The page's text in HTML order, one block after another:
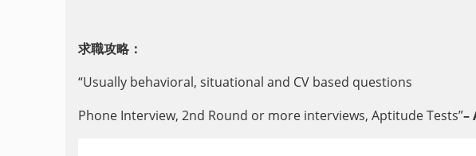
求職攻略：
“Usually behavioral, situational and CV based questions
Phone Interview, 2nd Round or more interviews, Aptitude Tests”–